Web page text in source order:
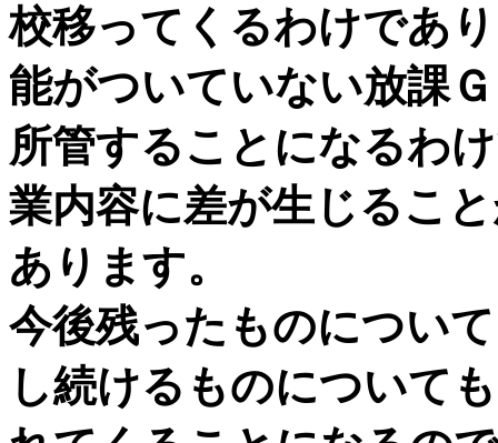
校移ってくるわけであ
能がついていない放課
所管することになるわ
業内容に差が生じるこ
あります。
今後残ったものについ
し続けるものについて